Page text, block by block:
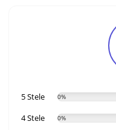
5 Stele
0%
4 Stele 0%